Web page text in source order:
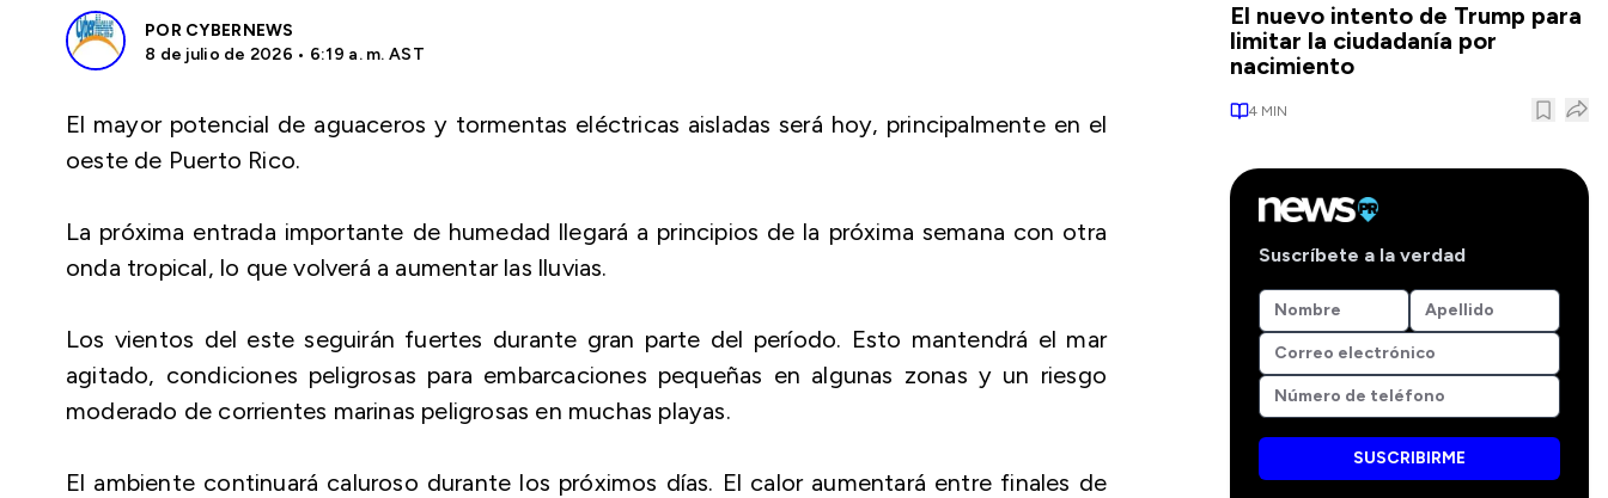
POR CYBERNEWS
8 de julio de 2026 • 6:19 a. m. AST
El mayor potencial de aguaceros y tormentas eléctricas aisladas será hoy, principalmente en el
oeste de Puerto Rico.
La próxima entrada importante de humedad llegará a principios de la próxima semana con otra
onda tropical, lo que volverá a aumentar las lluvias.
Los vientos del este seguirán fuertes durante gran parte del período. Esto mantendrá el mar
agitado, condiciones peligrosas para embarcaciones pequeñas en algunas zonas y un riesgo
moderado de corrientes marinas peligrosas en muchas playas.
El ambiente continuará caluroso durante los próximos días. El calor aumentará entre finales de
El nuevo intento de Trump para
limitar la ciudadanía por
nacimiento
4 MIN
Suscríbete a la verdad
SUSCRIBIRME